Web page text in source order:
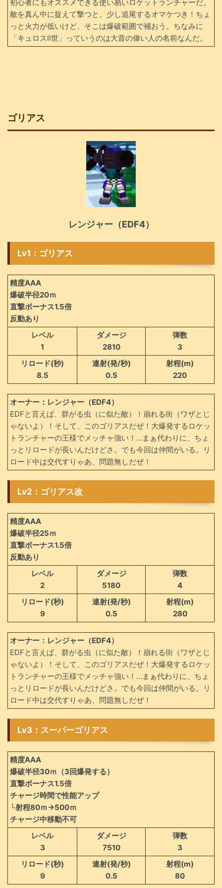
初心者にもオススメできる使い易いロケットランチャーだ。
敵を真ん中に捉えて撃つと、少し追尾するオマケつき！ちょ
っと火力が低いけど、そこは爆破範囲で補おう。ちなみに
「キュロスⅡ世」っていうのは大昔の偉い人の名前なんだ。
ゴリアス
レンジャー（EDF4）
Lv1：ゴリアス
精度AAA
爆破半径20ｍ
直撃ボーナス1.5倍
反動あり
レベル
1
ダメージ
2810
弾数
3
リロード(秒)
8.5
連射(発/秒)
0.5
射程(m)
220
オーナー：レンジャー（EDF4）
EDFと言えば、群がる虫（に似た敵）！崩れる街（ワザとじ
ゃないよ）！そして、このゴリアスだぜ！大爆発するロケッ
トランチャーの王様でメッチャ強い！…まぁ代わりに、ちょ
っとリロードが長いんだけどさ。でも今回は仲間がいる。リ
ロード中は交代すりゃあ、問題無しだぜ！
Lv2：ゴリアス改
精度AAA
爆破半径25ｍ
直撃ボーナス1.5倍
反動あり
レベル
2
ダメージ
5180
弾数
4
リロード(秒)
9
連射(発/秒)
0.5
射程(m)
280
オーナー：レンジャー（EDF4）
EDFと言えば、群がる虫（に似た敵）！崩れる街（ワザとじ
ゃないよ）！そして、このゴリアスだぜ！大爆発するロケッ
トランチャーの王様でメッチャ強い！…まぁ代わりに、ちょ
っとリロードが長いんだけどさ。でも今回は仲間がいる。リ
ロード中は交代すりゃあ、問題無しだぜ！
Lv3：スーパーゴリアス
精度AAA
爆破半径30ｍ（3回爆発する）
直撃ボーナス1.5倍
チャージ時間で性能アップ
└射程80ｍ→500ｍ
チャージ中移動不可
レベル
3
ダメージ
7510
弾数
3
リロード(秒)
9
連射(発/秒)
0.5
射程(m)
80